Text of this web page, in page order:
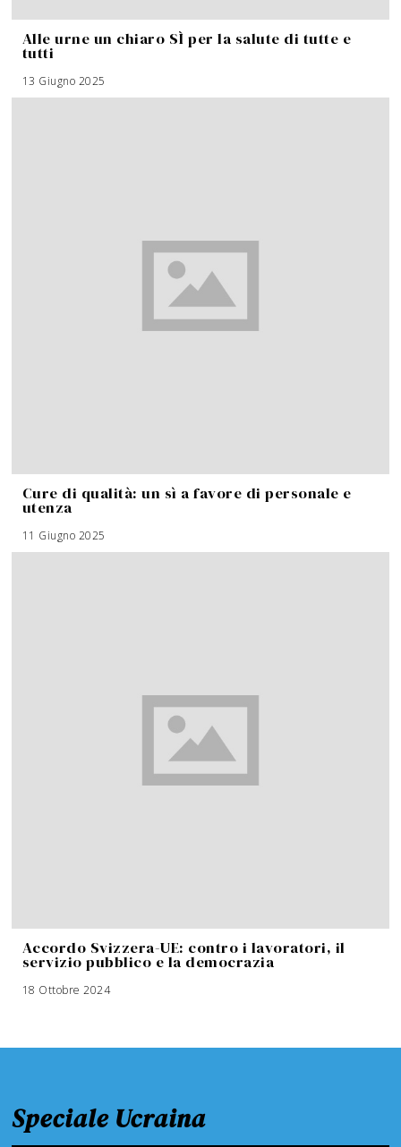
Alle urne un chiaro SÌ per la salute di tutte e
tutti
13 Giugno 2025
Cure di qualità: un sì a favore di personale e
utenza
11 Giugno 2025
Accordo Svizzera-UE: contro i lavoratori, il
servizio pubblico e la democrazia
18 Ottobre 2024
Speciale Ucraina